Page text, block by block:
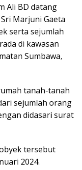
Ali BD datang
Marjuni Gaeta
serta sejumlah
di kawasan
Sumbawa,
tanah-tanah
sejumlah orang
didasari surat
tersebut
2024.